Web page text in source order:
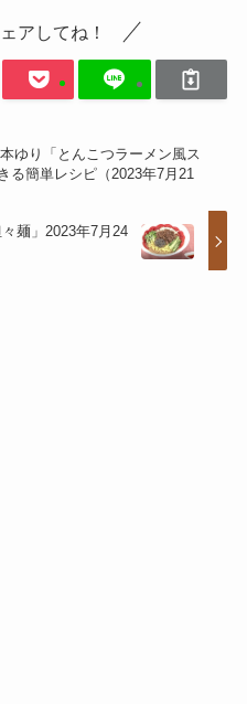
アしてね！
ゆり「とんこつラーメン風ス
る簡単レシピ（2023年7月21
麺」2023年7月24